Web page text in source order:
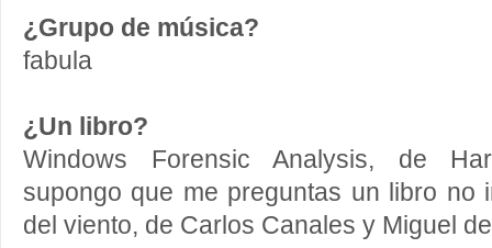
¿Grupo de música?
fabula
¿Un libro?
Windows Forensic Analysis, de
supongo que me preguntas un libro no
del viento, de Carlos Canales y Miguel